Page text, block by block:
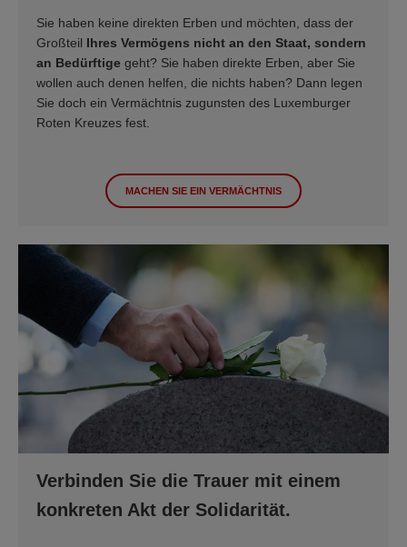
Sie haben keine direkten Erben und möchten, dass der
Großteil Ihres Vermögens nicht an den Staat, sondern
an Bedürftige geht? Sie haben direkte Erben, aber Sie
wollen auch denen helfen, die nichts haben? Dann legen
Sie doch ein Vermächtnis zugunsten des Luxemburger
Roten Kreuzes fest.
MACHEN SIE EIN VERMÄCHTNIS
Verbinden Sie die Trauer mit einem
konkreten Akt der Solidarität.